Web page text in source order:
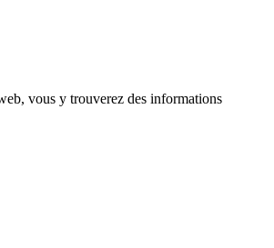
vous y trouverez des informations